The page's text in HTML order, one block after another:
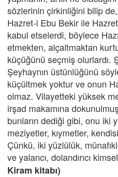
sözlerinin çirkinliğini bilip
Hazret-i Ebu Bekir ile
kabul etselerdi, böylece
etmekten, alçaltmaktan
küçüğünü seçmiş olurlardı.
Şeyhaynın üstünlüğünü
küçültmek yoktur ve onun
olmaz. Vilayetteki yüksek
irşad makamına
bunların dediği gibi, onu iki
meziyetler, kıymetler,
Çünkü, iki yüzlülük,
ve yalancı, dolandırıcı
Kiram kitabı)